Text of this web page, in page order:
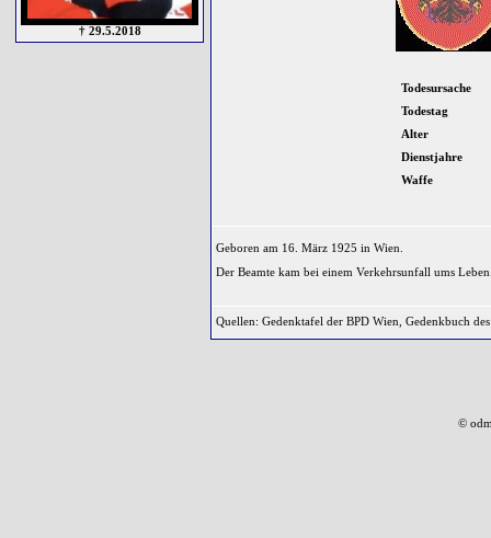
† 29.5.2018
Todesursache
Todestag
Alter
Dienstjahre
Waffe
Geboren am 16. März 1925 in Wien.
Der Beamte kam bei einem Verkehrsunfall ums
Quellen: Gedenktafel der BPD Wien, Gedenkbuch
©